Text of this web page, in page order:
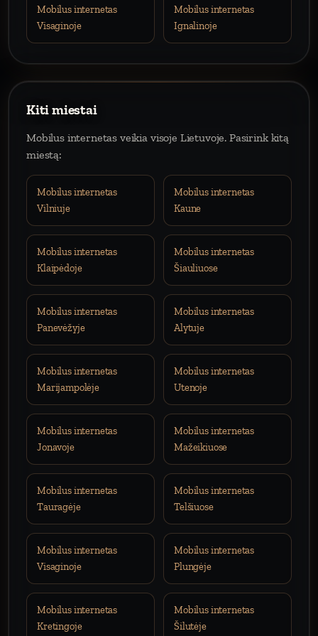
Mobilus internetas
Visaginoje
Mobilus internetas
Ignalinoje
Kiti miestai
Mobilus internetas veikia visoje Lietuvoje. Pasirink kitą
miestą:
Mobilus internetas
Vilniuje
Mobilus internetas
Kaune
Mobilus internetas
Klaipėdoje
Mobilus internetas
Šiauliuose
Mobilus internetas
Panevėžyje
Mobilus internetas
Alytuje
Mobilus internetas
Marijampolėje
Mobilus internetas
Utenoje
Mobilus internetas
Jonavoje
Mobilus internetas
Mažeikiuose
Mobilus internetas
Tauragėje
Mobilus internetas
Telšiuose
Mobilus internetas
Visaginoje
Mobilus internetas
Plungėje
Mobilus internetas
Kretingoje
Mobilus internetas
Šilutėje